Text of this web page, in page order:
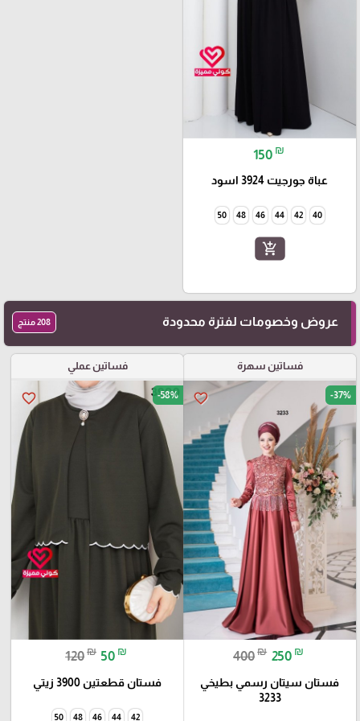
150 ₪
عباة جورجيت 3924 اسود
40
42
44
46
48
50
add_shopping_cart
عروض وخصومات لفترة محدودة 208 منتج
فساتين سهرة
favorite_border -37%
400₪ 250 ₪
فستان سيتان رسمي بطيخي
3233
فساتين عملي
favorite_border -58%
120₪ 50 ₪
فستان قطعتين 3900 زيتي
42
44
46
48
50